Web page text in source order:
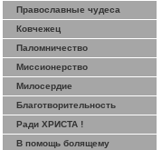
Православные чудеса
Ковчежец
Паломничество
Миссионерство
Милосердие
Благотворительность
Ради ХРИСТА !
В помощь болящему